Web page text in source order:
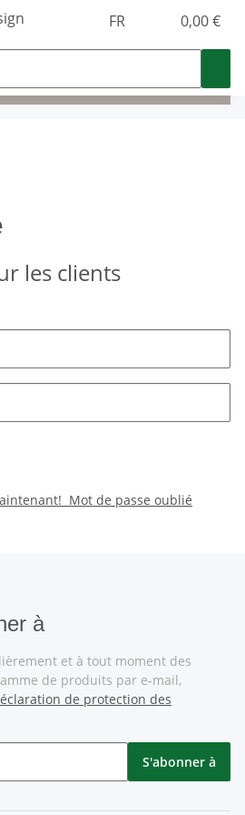
FR 0,00 €
les clients
Mot de passe oublié
à
et à tout moment des
de produits par e-mail,
de protection des
S'abonner à